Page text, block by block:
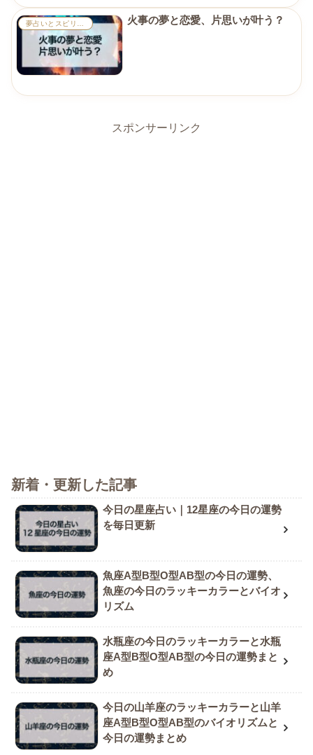
火事の夢と恋愛、片思いが叶う？
スポンサーリンク
新着・更新した記事
今日の星座占い｜12星座の今日の運勢
を毎日更新
魚座A型B型O型AB型の今日の運勢、
魚座の今日のラッキーカラーとバイオ
リズム
水瓶座の今日のラッキーカラーと水瓶
座A型B型O型AB型の今日の運勢まと
め
今日の山羊座のラッキーカラーと山羊
座A型B型O型AB型のバイオリズムと
今日の運勢まとめ